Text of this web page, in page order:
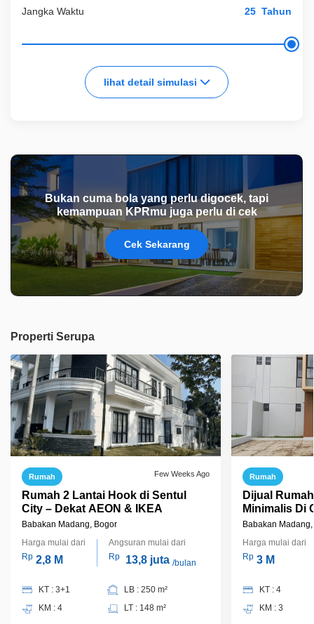
Jangka Waktu Tahun
lihat detail simulasi
Bukan cuma bola yang perlu digocek, tapi
kemampuan KPRmu juga perlu di cek
Cek Sekarang
Properti Serupa
Rumah Few Weeks Ago
Rumah 2 Lantai Hook di Sentul
City – Dekat AEON & IKEA
Babakan Madang, Bogor
Harga mulai dari
Rp 2,8 M
Angsuran mulai dari
Rp
13,8 juta /bulan
KT : 3+1
KM : 4
LB : 250 m²
LT : 148 m²
Rumah
Dijual
Minimalis Di
Kawasan
Babakan
Harga mulai dari
Rp 3 M
KT : 4
KM : 3